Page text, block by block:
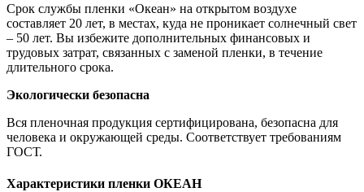
Срок службы пленки «Океан» на открытом воздухе
составляет 20 лет, в местах, куда не проникает солнечный свет
– 50 лет. Вы избежите дополнительных финансовых и
трудовых затрат, связанных с заменой пленки, в течение
длительного срока.
Экологически безопасна
Вся пленочная продукция сертифицирована, безопасна для
человека и окружающей среды. Соответствует требованиям
ГОСТ.
Характеристики пленки ОКЕАН